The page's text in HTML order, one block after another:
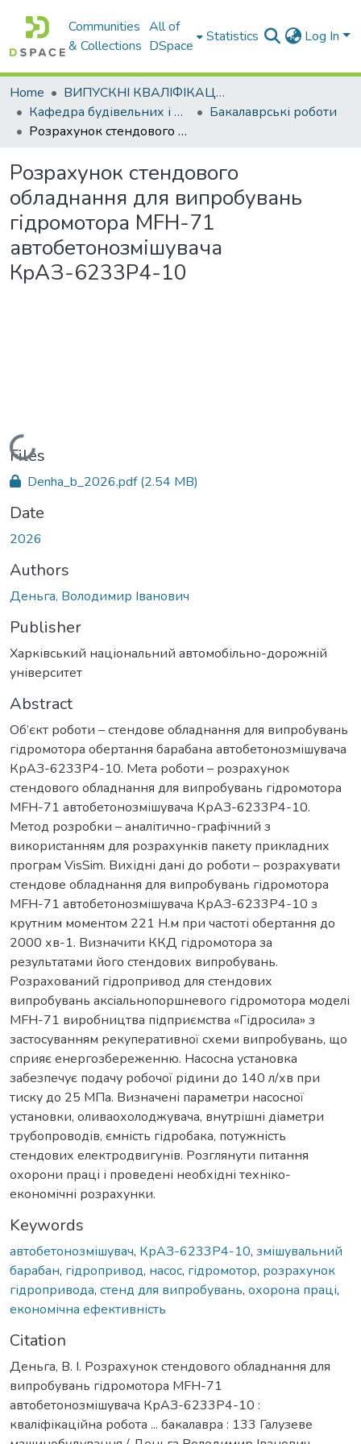
Communities
& Collections
All of
DSpace
Statistics Log In
Home
ВИПУСКНІ КВАЛІФІКАЦІЙНІ РОБОТИ
Кафедра будівельних і дорожніх машин
Бакалаврські роботи
Розрахунок стендового обладнання для випробувань гідромотора MFH-71 автобетонозмішувача КрАЗ-6233Р4-10
Розрахунок стендового
обладнання для випробувань
гідромотора MFH-71
автобетонозмішувача
КрАЗ-6233Р4-10
Loading...
Files
Denha_b_2026.pdf(2.54 MB)
Date
2026
Authors
Деньга, Володимир Іванович
Publisher
Харківський національний автомобільно-дорожній
університет
Abstract
Об’єкт роботи – стендове обладнання для випробувань
гідромотора обертання барабана автобетонозмішувача
КрАЗ-6233Р4-10. Мета роботи – розрахунок
стендового обладнання для випробувань гідромотора
MFH-71 автобетонозмішувача КрАЗ-6233Р4-10.
Метод розробки – аналітично-графічний з
використанням для розрахунків пакету прикладних
програм VisSim. Вихідні дані до роботи – розрахувати
стендове обладнання для випробувань гідромотора
MFH-71 автобетонозмішувача КрАЗ-6233Р4-10 з
крутним моментом 221 Н.м при частоті обертання до
2000 хв-1. Визначити ККД гідромотора за
результатами його стендових випробувань.
Розрахований гідропривод для стендових
випробувань аксіальнопоршневого гідромотора моделі
MFH-71 виробництва підприємства «Гідросила» з
застосуванням рекуперативної схеми випробувань, що
сприяє енергозбереженню. Насосна установка
забезпечує подачу робочої рідини до 140 л/хв при
тиску до 25 МПа. Визначені параметри насосної
установки, оливаохолоджувача, внутрішні діаметри
трубопроводів, ємність гідробака, потужність
стендових електродвигунів. Розглянути питання
охорони праці і проведені необхідні техніко-
економічні розрахунки.
Keywords
автобетонозмішувач, КрАЗ-6233Р4-10, змішувальний
барабан, гідропривод, насос, гідромотор, розрахунок
гідропривода, стенд для випробувань, охорона праці,
економічна ефективність
Citation
Деньга, В. І. Розрахунок стендового обладнання для
випробувань гідромотора MFH-71
автобетонозмішувача КрАЗ-6233Р4-10 :
кваліфікаційна робота ... бакалавра : 133 Галузеве